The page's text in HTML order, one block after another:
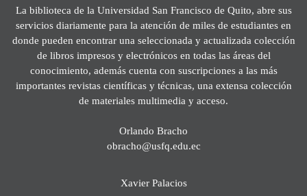
La biblioteca de la Universidad San Francisco de Quito, abre sus
servicios diariamente para la atención de miles de estudiantes en
donde pueden encontrar una seleccionada y actualizada colección
de libros impresos y electrónicos en todas las áreas del
conocimiento, además cuenta con suscripciones a las más
importantes revistas científicas y técnicas, una extensa colección
de materiales multimedia y acceso.
Orlando Bracho
obracho@usfq.edu.ec
Xavier Palacios